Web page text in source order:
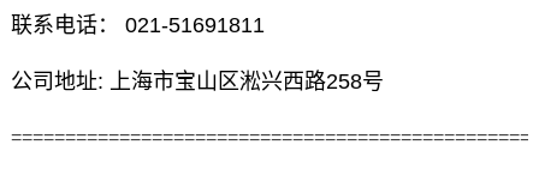
联系电话： 021-51691811
公司地址: 上海市宝山区淞兴西路258号